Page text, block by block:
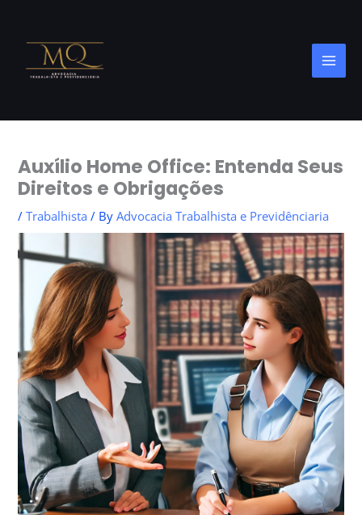
content
Auxílio Home Office: Entenda Seus
Direitos e Obrigações
/Trabalhista / ByAdvocacia Trabalhista e Previdênciaria